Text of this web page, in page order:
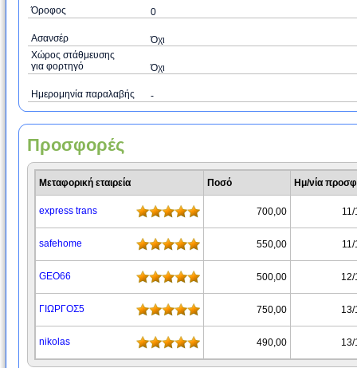
Όροφος 0
Ασανσέρ
Όχι
Χώρος στάθμευσης
για φορτηγό
Όχι
Ημερομηνία παραλαβής -
Προσφορές
Μεταφορική εταιρεία Ποσό Ημ/νία
express trans 700,00
safehome 550,00
GEO66 500,00 12/
ΓΙΩΡΓΟΣ5 750,00 13/
nikolas 490,00 13/